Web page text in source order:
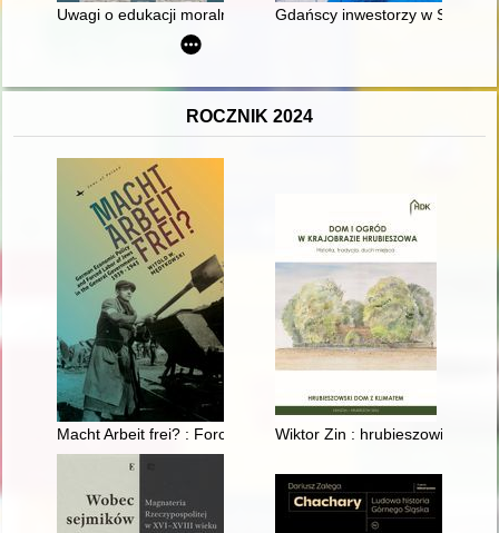
Uwagi o edukacji moralnej synów szlacheckich w XVI-
Gdańscy inwestorzy w
ROCZNIK 2024
Macht Arbeit frei? : Forced labor of Jews in the General
Wiktor Zin : hrubieszowianin i